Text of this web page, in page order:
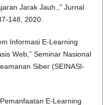
Jarak Jauh.,” Jurnal
148, 2020.
Informasi E-Learning
Web,” Seminar Nasional
Siber (SEINASI-
E-Learning